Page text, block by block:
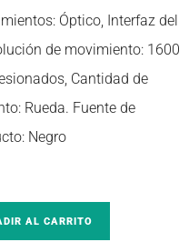
Óptico, Interfaz del
de movimiento: 1600
Cantidad de
Rueda. Fuente de
Negro
AL CARRITO